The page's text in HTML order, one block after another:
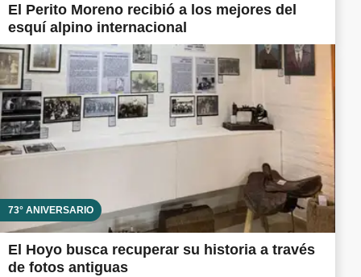
El Perito Moreno recibió a los mejores del
esquí alpino internacional
73° ANIVERSARIO
El Hoyo busca recuperar su historia a través
de fotos antiguas